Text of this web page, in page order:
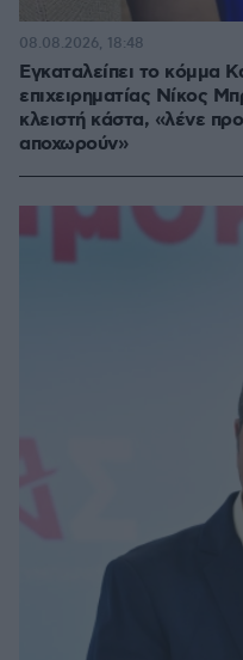
Εγκαταλείπει το κόμμα
επιχειρηματίας Νίκος
κλειστή κάστα, «λένε
αποχωρούν»
08.08.2026, 18:48